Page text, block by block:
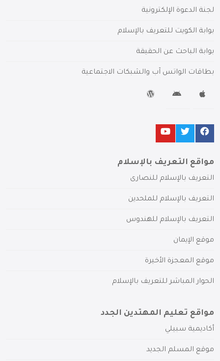
لجنة الدعوة الإلكترونية
بوابة الكويت للتعريف بالإسلام
بوابة الباحث عن الحقيقة
بطاقات الواتس آب والشبكات الاجتماعية
مواقع التعريف بالإسلام
التعريف بالإسلام للنصارى
التعريف بالإسلام للملحدين
التعريف بالإسلام للهندوس
موقع الإيمان
موقع المعجزة الأخيرة
الحوار المباشر للتعريف بالإسلام
مواقع تعليم المهتدين الجدد
أكاديمية سبيلي
موقع المسلم الجديد